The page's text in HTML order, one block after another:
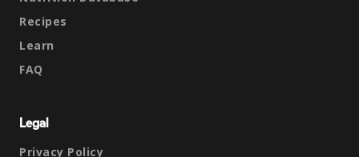
Recipes
Learn
FAQ
Legal
Privacy Policy